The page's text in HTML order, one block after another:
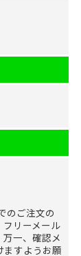
のご注文の
リーメール
一、確認メ
ますようお願